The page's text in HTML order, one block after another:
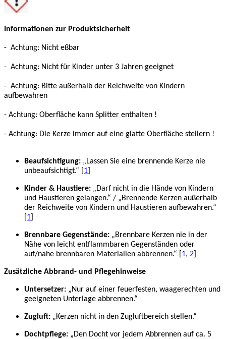
Informationen zur Produktsicherheit
- Achtung: Nicht eßbar
- Achtung: Nicht für Kinder unter 3 Jahren geeignet
- Achtung: Bitte außerhalb der Reichweite von Kindern
aufbewahren
- Achtung: Oberfläche kann Splitter enthalten !
- Achtung: Die Kerze immer auf eine glatte Oberfläche stellern !
Beaufsichtigung: „Lassen Sie eine brennende Kerze nie
unbeaufsichtigt.“ [ 1
Kinder & Haustiere: „Darf nicht in die Hände von Kindern
und Haustieren gelangen.“ / „Brennende Kerzen außerhalb
der Reichweite von Kindern und Haustieren aufbewahren.“
1
Brennbare Gegenstände: „Brennbare Kerzen nie in der
Nähe von leicht entflammbaren Gegenständen oder
auf/nahe brennbaren Materialien abbrennen.“ [ 1, 2
Zusätzliche Abbrand- und Pflegehinweise
Untersetzer: „Nur auf einer feuerfesten, waagerechten und
geeigneten Unterlage abbrennen.“
Zugluft: „Kerzen nicht in den Zugluftbereich stellen.“
Dochtpflege: „Den Docht vor jedem Abbrennen auf ca. 5